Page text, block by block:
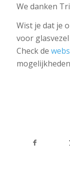
We danken
Wist je dat je
voor
Check de